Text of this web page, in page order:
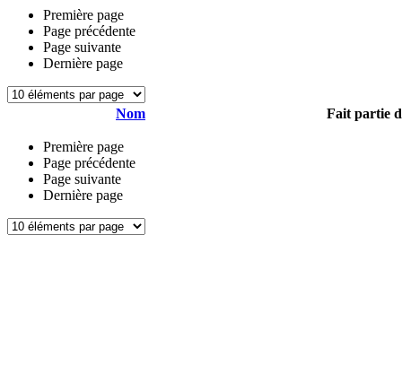
Première page
Page précédente
Page suivante
Dernière page
Nom Fait partie
Première page
Page précédente
Page suivante
Dernière page